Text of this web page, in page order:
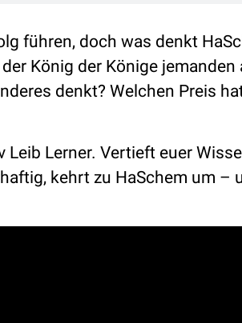
führen, doch was denkt
König der Könige jemanden
denkt? Welchen Preis
Leib Lerner. Vertieft euer
kehrt zu HaSchem um –